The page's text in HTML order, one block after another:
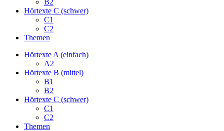
B2
Hörtexte C (schwer)
C1
C2
Themen
Hörtexte A (einfach)
A2
Hörtexte B (mittel)
B1
B2
Hörtexte C (schwer)
C1
C2
Themen